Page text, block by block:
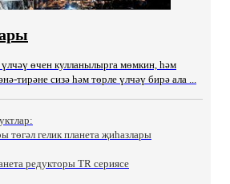
өчен кулланылырга мөмкин, һәм
тирәне сизә һәм төрле үлчәү бирә ала ...
төгәл гелик планета җиһазлары
редукторы TR сериясе